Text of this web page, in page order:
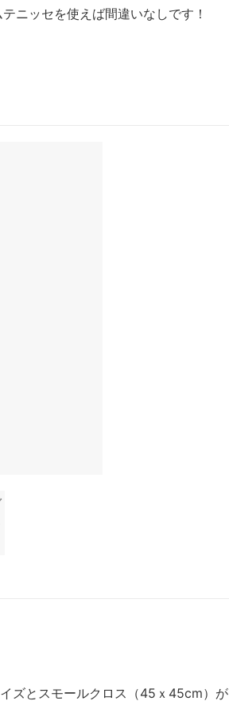
ニッセを使えば間違いなしです！
ズとスモールクロス（45ｘ45cm）が